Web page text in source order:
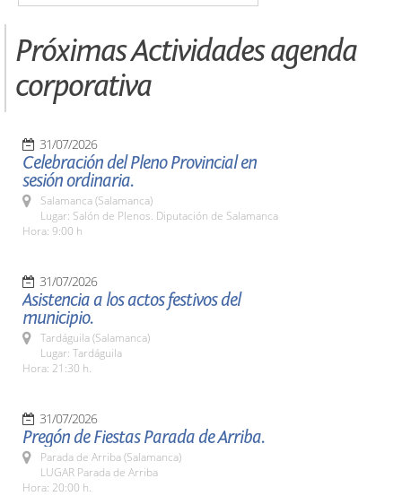
Próximas Actividades agenda
corporativa
31/07/2026
Celebración del Pleno Provincial en
sesión ordinaria.
Salamanca (Salamanca)
Lugar: Salón de Plenos. Diputación de Salamanca
Hora: 9:00 h
31/07/2026
Asistencia a los actos festivos del
municipio.
Tardáguila (Salamanca)
Lugar: Tardáguila
Hora: 21:30 h.
31/07/2026
Pregón de Fiestas Parada de Arriba.
Parada de Arriba (Salamanca)
LUGAR Parada de Arriba
Hora: 20:00 h.